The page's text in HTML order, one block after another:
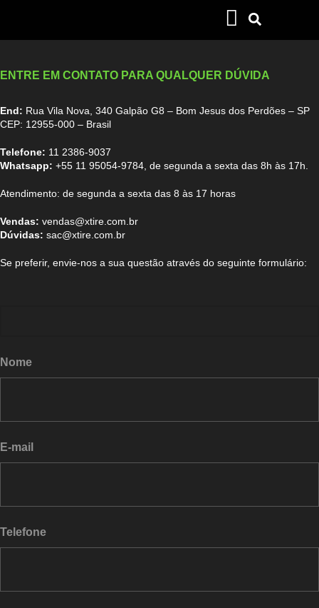
ENTRE EM CONTATO PARA QUALQUER DÚVIDA
End: Rua Vila Nova, 340 Galpão G8 – Bom Jesus dos Perdões – SP
CEP: 12955-000 – Brasil
Telefone: 11 2386-9037
Whatsapp: +55 11 95054-9784 , de segunda a sexta das 8h às 17h.
Atendimento: de segunda a sexta das 8 às 17 horas
Vendas: vendas@xtire.com.br
Dúvidas: sac@xtire.com.br
Se preferir, envie-nos a sua questão através do seguinte formulário:
Nome
E-mail
Telefone